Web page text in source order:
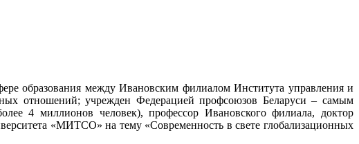
образования между Ивановским филиалом Института управления и
отношений; учрежден Федерацией профсоюзов Беларуси – самым
4 миллионов человек), профессор Ивановского филиала, доктор
«МИТСО» на тему «Современность в свете глобализационных